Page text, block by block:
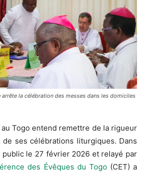
arrête la célébration des messes dans les domiciles
au Togo entend remettre de la rigueur
de ses célébrations liturgiques. Dans
public le 27 février 2026 et relayé par
des Évêques du Togo(CET) a